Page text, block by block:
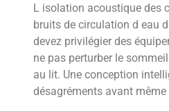
L isolation acoustique des
bruits de circulation d eau
devez privilégier des
ne pas perturber le
au lit. Une conception
désagréments avant